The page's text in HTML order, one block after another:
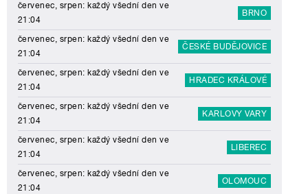
červenec, srpen: každý všední den ve
21:04
BRNO
červenec, srpen: každý všední den ve
21:04
ČESKÉ BUDĚJOVICE
červenec, srpen: každý všední den ve
21:04
HRADEC KRÁLOVÉ
červenec, srpen: každý všední den ve
21:04
KARLOVY VARY
červenec, srpen: každý všední den ve
21:04
LIBEREC
červenec, srpen: každý všední den ve
21:04
OLOMOUC